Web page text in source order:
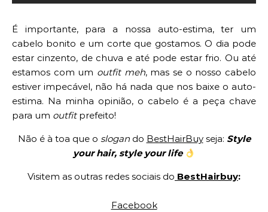
É importante, para a nossa auto-estima, ter um
cabelo bonito e um corte que gostamos. O dia pode
estar cinzento, de chuva e até pode estar frio. Ou até
estamos com um outfit meh, mas se o nosso cabelo
estiver impecável, não há nada que nos baixe o auto-
estima. Na minha opinião, o cabelo é a peça chave
para um outfit prefeito!
Não é à toa que o slogando BestHairBuyseja: Style
your hair, style your life
Visitem as outras redes sociais do BestHairbuy:
Facebook